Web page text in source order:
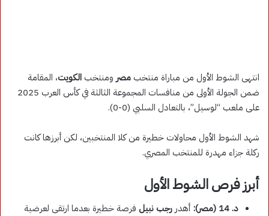
انتهى الشوط الأول من مباراة منتخب مصر ومنتخب الكويت، المقامة
ضمن الجولة الأولى من منافسات المجموعة الثالثة في كأس العرب 2025
على ملعب “لوسيل”، بالتعادل السلبي (0-0).
شهد الشوط الأول محاولات خطيرة من كلا المنتخبين، لكن أبرزها كانت
ركلة جزاء مهدرة للمنتخب المصري.
أبرز فرص الشوط الأول
د. 14 (مصر): أهدر رجب نبيل فرصة خطيرة بعدما ارتقى لعرضية